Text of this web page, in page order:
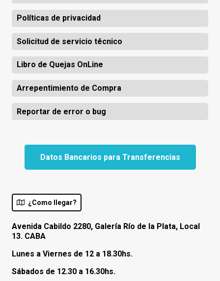
Políticas de privacidad
Solicitud de servicio técnico
Libro de Quejas OnLine
Arrepentimiento de Compra
Reportar de error o bug
Datos Bancarios para Transferencias
¿Como llegar?
Avenida Cabildo 2280, Galería Río de la Plata, Local
13. CABA
Lunes a Viernes de 12 a 18.30hs.
Sábados de 12.30 a 16.30hs.